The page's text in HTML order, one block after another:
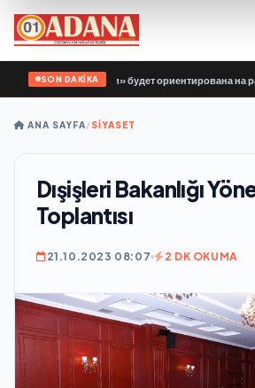
SON DAKİKA
России» будет ориентирована на
ANA SAYFA/SİYASET
Dışişleri Bakanlığı
Toplantısı
21.10.2023 08:07 2 DK OKUMA